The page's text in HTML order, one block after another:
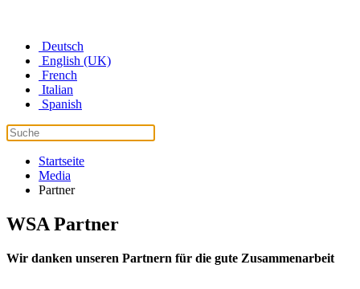
Deutsch
English (UK)
French
Italian
Spanish
Startseite
Media
Partner
WSA Partner
Wir danken unseren Partnern für die gute Zusammenarbeit